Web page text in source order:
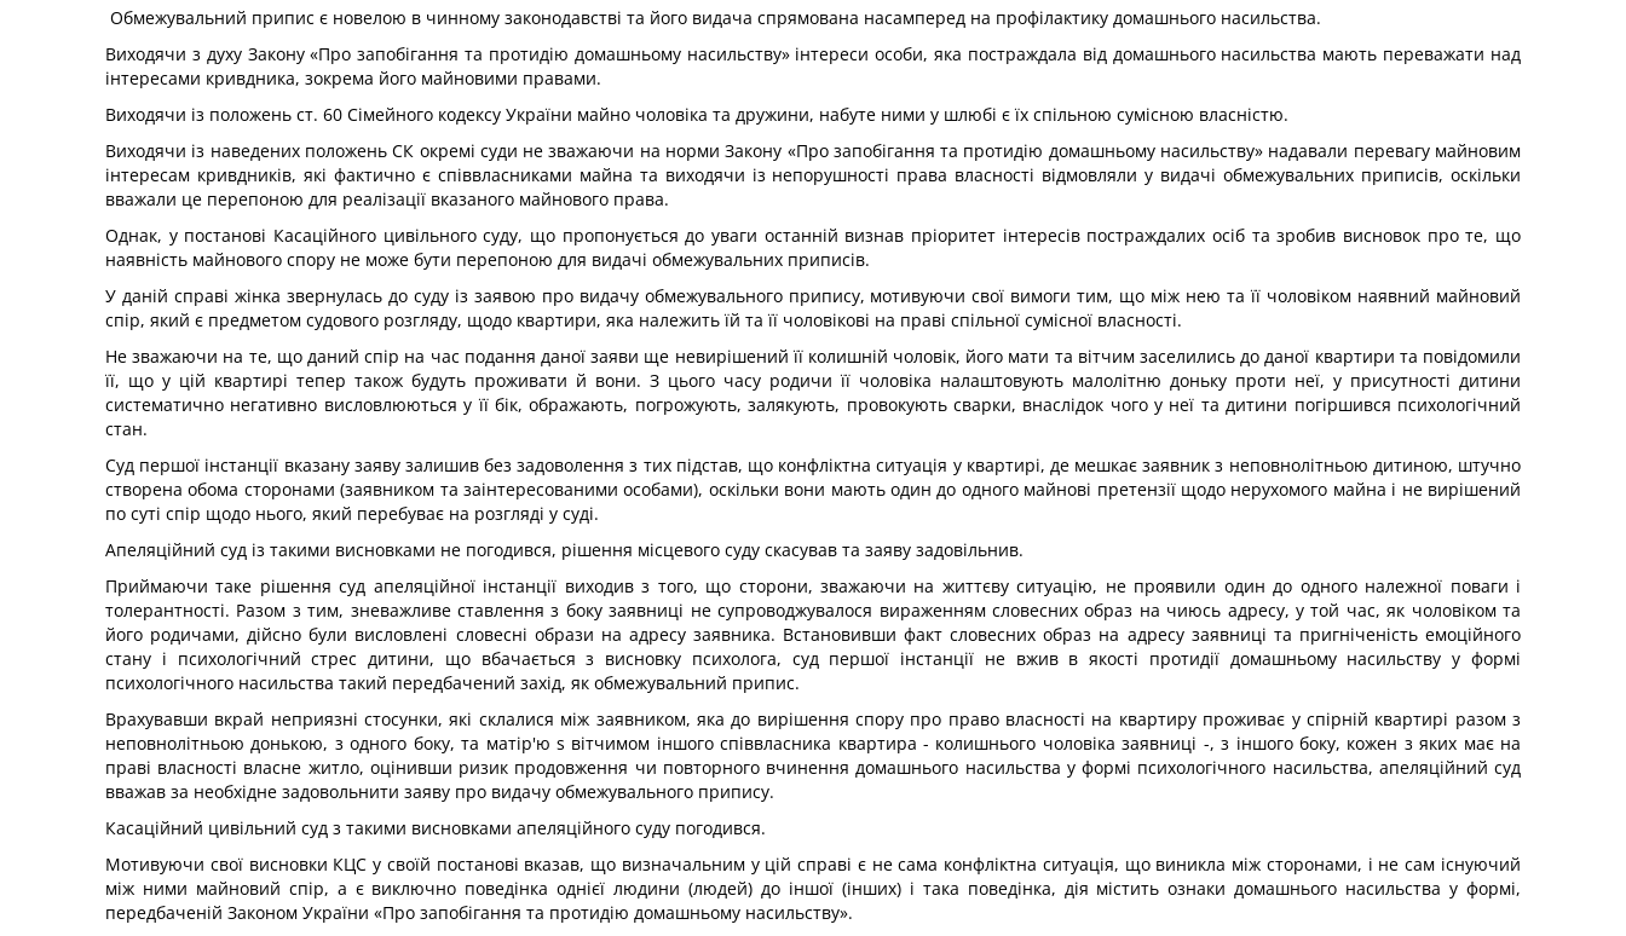
Обмежувальний припис є новелою в чинному законодавстві та його видача спрямована насамперед на профілактику домашнього насильства.
Виходячи з духу Закону «Про запобігання та протидію домашньому насильству» інтереси особи, яка постраждала від домашнього насильства мають переважати над
інтересами кривдника, зокрема його майновими правами.
Виходячи із положень ст. 60 Сімейного кодексу України майно чоловіка та дружини, набуте ними у шлюбі є їх спільною сумісною власністю.
Виходячи із наведених положень СК окремі суди не зважаючи на норми Закону «Про запобігання та протидію домашньому насильству» надавали перевагу майновим
інтересам кривдників, які фактично є співвласниками майна та виходячи із непорушності права власності відмовляли у видачі обмежувальних приписів, оскільки
вважали це перепоною для реалізації вказаного майнового права.
Однак, у постанові Касаційного цивільного суду, що пропонується до уваги останній визнав пріоритет інтересів постраждалих осіб та зробив висновок про те, що
наявність майнового спору не може бути перепоною для видачі обмежувальних приписів.
У даній справі жінка звернулась до суду із заявою про видачу обмежувального припису, мотивуючи свої вимоги тим, що між нею та її чоловіком наявний майновий
спір, який є предметом судового розгляду, щодо квартири, яка належить їй та її чоловікові на праві спільної сумісної власності.
Не зважаючи на те, що даний спір на час подання даної заяви ще невирішений її колишній чоловік, його мати та вітчим заселились до даної квартири та повідомили
її, що у цій квартирі тепер також будуть проживати й вони. З цього часу родичи її чоловіка налаштовують малолітню доньку проти неї, у присутності дитини
систематично негативно висловлюються у її бік, ображають, погрожують, залякують, провокують сварки, внаслідок чого у неї та дитини погіршився психологічний
стан.
Суд першої інстанції вказану заяву залишив без задоволення з тих підстав, що конфліктна ситуація у квартирі, де мешкає заявник з неповнолітньою дитиною, штучно
створена обома сторонами (заявником та заінтересованими особами), оскільки вони мають один до одного майнові претензії щодо нерухомого майна і не вирішений
по суті спір щодо нього, який перебуває на розгляді у суді.
Апеляційний суд із такими висновками не погодився, рішення місцевого суду скасував та заяву задовільнив.
Приймаючи таке рішення суд апеляційної інстанції виходив з того, що сторони, зважаючи на життєву ситуацію, не проявили один до одного належної поваги і
толерантності. Разом з тим, зневажливе ставлення з боку заявниці не супроводжувалося вираженням словесних образ на чиюсь адресу, у той час, як чоловіком та
його родичами, дійсно були висловлені словесні образи на адресу заявника. Встановивши факт словесних образ на адресу заявниці та пригніченість емоційного
стану і психологічний стрес дитини, що вбачається з висновку психолога, суд першої інстанції не вжив в якості протидії домашньому насильству у формі
психологічного насильства такий передбачений захід, як обмежувальний припис.
Врахувавши вкрай неприязні стосунки, які склалися між заявником, яка до вирішення спору про право власності на квартиру проживає у спірній квартирі разом з
неповнолітньою донькою, з одного боку, та матір'ю s вітчимом іншого співвласника квартира - колишнього чоловіка заявниці -, з іншого боку, кожен з яких має на
праві власності власне житло, оцінивши ризик продовження чи повторного вчинення домашнього насильства у формі психологічного насильства, апеляційний суд
вважав за необхідне задовольнити заяву про видачу обмежувального припису.
Касаційний цивільний суд з такими висновками апеляційного суду погодився.
Мотивуючи свої висновки КЦС у своїй постанові вказав, що визначальним у цій справі є не сама конфліктна ситуація, що виникла між сторонами, і не сам існуючий
між ними майновий спір, а є виключно поведінка однієї людини (людей) до іншої (інших) і така поведінка, дія містить ознаки домашнього насильства у формі,
передбаченій Законом України «Про запобігання та протидію домашньому насильству».